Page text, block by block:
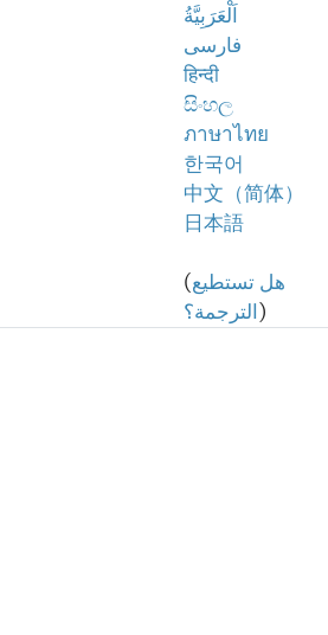
اَلْعَرَبِيَّةُ
فارسی
हिन्दी
සිංහල
ภาษาไทย
한국어
中文（简体）
日本語
(هل تستطيع
الترجمة؟)